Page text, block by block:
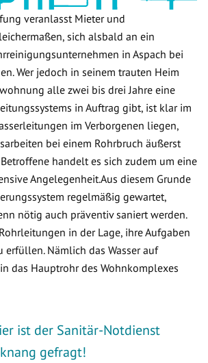
veranlasst Mieter und
sich alsbald an ein
in Aspach bei
Wer jedoch in seinem trauten Heim
alle zwei bis drei Jahre eine
in Auftrag gibt, ist klar im
im Verborgenen liegen,
bei einem Rohrbruch äußerst
handelt es sich zudem um eine
Angelegenheit.Aus diesem Grunde
regelmäßig gewartet,
nötig auch präventiv saniert werden.
in der Lage, ihre Aufgaben
erfüllen. Nämlich das Wasser auf
das Hauptrohr des Wohnkomplexes
ist der Sanitär-Notdienst
gefragt!